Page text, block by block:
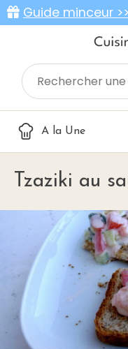
Guide minceur >>
A la Une
Tzaziki au